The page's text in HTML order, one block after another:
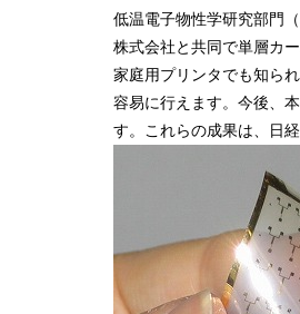
低温電子物性学研究部門
株式会社と共同で単層カ
家庭用プリンタでも知ら
容易に行えます。今後、
す。これらの成果は、日